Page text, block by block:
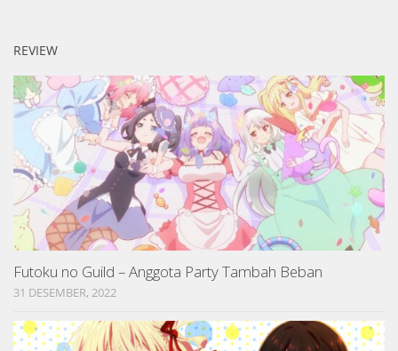
REVIEW
Futoku no Guild – Anggota Party Tambah Beban
31 DESEMBER, 2022